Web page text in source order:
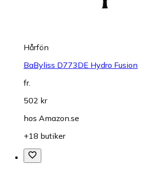
Hårfön
BaByliss D773DE Hydro Fusion
fr.
502 kr
hos Amazon.se
+18 butiker